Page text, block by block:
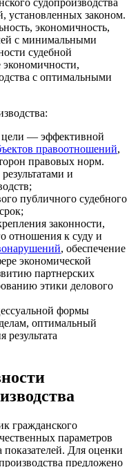
судопроизводства
установленных законом.
экономичность,
с минимальными
судебной
экономичности,
с оптимальными
цели — эффективной
правоотношений,
правовых норм.
и
публичного судебного
законности,
отношения к суду и
, обеспечение
экономической
партнерских
этики делового
формы
оптимальный
результата
гражданского
параметров
Для оценки
предложено